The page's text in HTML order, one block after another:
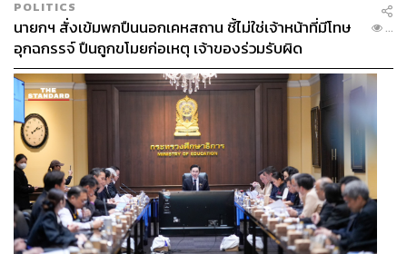
เปิดฝา คือช่วงเวลาที่น่าประทับใจจริงๆ
ความสะดวกสบายตรงนี้แหละคือรายละเอียดเล็กๆ น้อยๆ ใน
แบบที่ Apple ใส่ใจในเรื่องของ User Experience และกลาย
เป็นไม้ตายที่ทำให้สาวกไม่สามารถจะปันใจไปที่ไหนได้อีก
ต่อให้เสียงจะไม่ค่อยดีก็ไม่เป็นไร (แต่ความจริงเสียงมันก็ดีอยู่
นะตั้งแต่ Gen 1 แล้ว) และต่อให้ AirPods จะมีอายุการใช้งาน
ที่จำกัด ต้องเปลี่ยนแบตเตอรี่ตลอดเวลา ซึ่งราคาในการ
เปลี่ยนแบตเตอรี่ที่เรียกว่า AirPods Replacement Program
หรือพูดง่ายๆ ก็คือการเอาตัวใหม่มาให้นั้นมีสนนราคาพอ
POLITICS
นายกฯ สั่งเข้มพกปืนนอกเคหสถาน ชี้ไม่ใช่เจ้าหน้าที่มีโทษ
อุกฉกรรจ์ ปืนถูกขโมยก่อเหตุ เจ้าของร่วมรับผิด
...